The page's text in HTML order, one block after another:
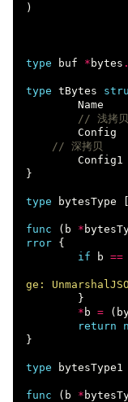
)
type buf * bytes .
type tBytes
Name
// 浅拷贝
Config
// 深拷贝
Config1
}
type bytesType
func ( b *
rror {
if
b ==
ge:
}
* b = (
return
}
type bytesType1
func ( b *